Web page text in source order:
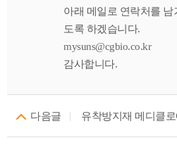
아래 메일로 연락처를 남
도록 하겠습니다.
mysuns@cgbio.co.kr
감사합니다.
다음글 유착방지재 메디클